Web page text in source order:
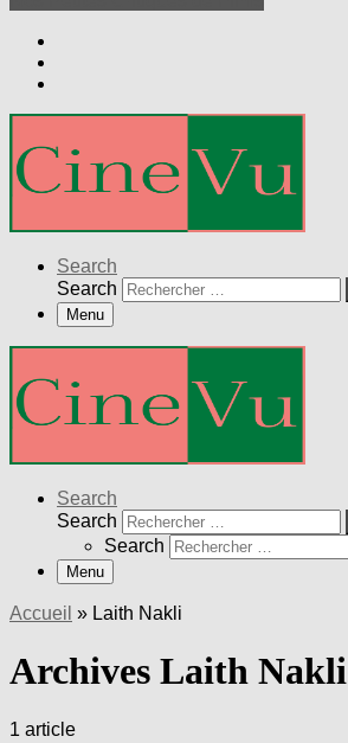
Search
Search
Menu
Search
Search
Search
Menu
Accueil » Laith Nakli
Archives Laith Nakli
1 article